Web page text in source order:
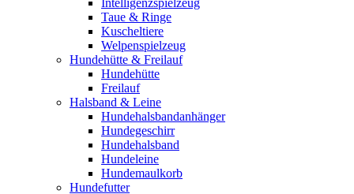
Intelligenzspielzeug
Taue & Ringe
Kuscheltiere
Welpenspielzeug
Hundehütte & Freilauf
Hundehütte
Freilauf
Halsband & Leine
Hundehalsbandanhänger
Hundegeschirr
Hundehalsband
Hundeleine
Hundemaulkorb
Hundefutter